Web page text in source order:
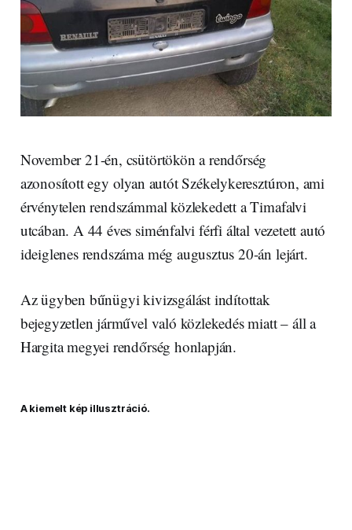
November 21-én, csütörtökön a rendőrség
azonosított egy olyan autót Székelykeresztúron, ami
érvénytelen rendszámmal közlekedett a Timafalvi
utcában. A 44 éves siménfalvi férfi által vezetett autó
ideiglenes rendszáma még augusztus 20-án lejárt.
Az ügyben bűnügyi kivizsgálást indítottak
bejegyzetlen járművel való közlekedés miatt – áll a
Hargita megyei rendőrség honlapján.
A kiemelt kép illusztráció.